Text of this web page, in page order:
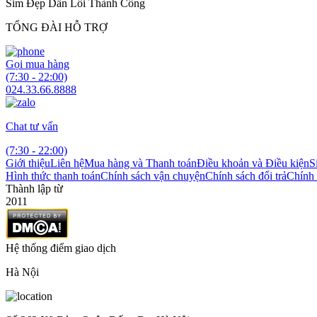
Sim Đẹp Dẫn Lối Thành Công
TỔNG ĐÀI HỖ TRỢ
Gọi mua hàng
(7:30 - 22:00)
024.33.66.8888
Chat tư vấn
(7:30 - 22:00)
Giới thiệuLiên hệMua hàng và Thanh toánĐiều khoản và Điều kiện
Hình thức thanh toánChính sách vận chuyệnChính sách đổi trảChính
Thành lập từ
2011
Hệ thống điểm giao dịch
Hà Nội